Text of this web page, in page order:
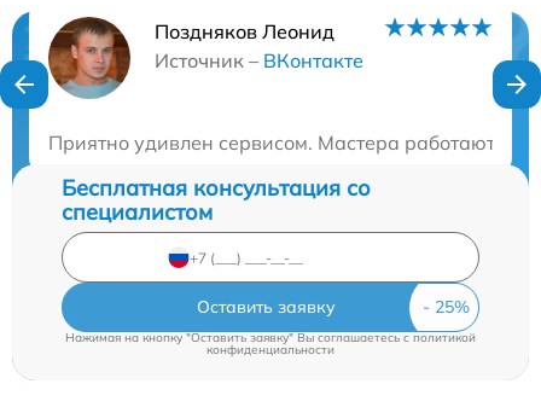
Поздняков Леонид
Источник – ВКонтакте
Приятно удивлен сервисом. Мастера работают
Нужна консультация?
Бесплатная консультация со
специалистом
Оставить заявку
Нажимая на кнопку "Оставить заявку" Вы соглашаетесь cполитикой
конфиденциальности